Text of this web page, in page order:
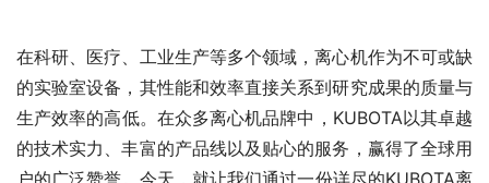
在科研、医疗、工业生产等多个领域，离心机作为不可或缺
的实验室设备，其性能和效率直接关系到研究成果的质量与
生产效率的高低。在众多离心机品牌中，KUBOTA以其卓越
的技术实力、丰富的产品线以及贴心的服务，赢得了全球用
户的广泛赞誉。今天，就让我们通过一份详尽的KUBOTA离